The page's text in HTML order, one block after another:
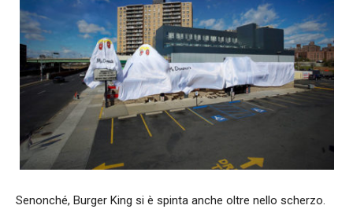
Senonché, Burger King si è spinta anche oltre nello scherzo.